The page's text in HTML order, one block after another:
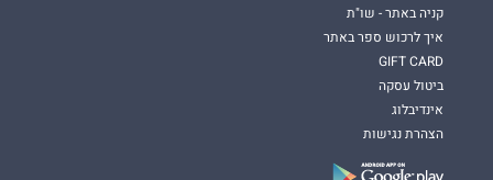
קניה באתר - שו"ת
איך לרכוש ספר באתר
GIFT CARD
ביטול עסקה
אינדיבלוג
הצהרת נגישות